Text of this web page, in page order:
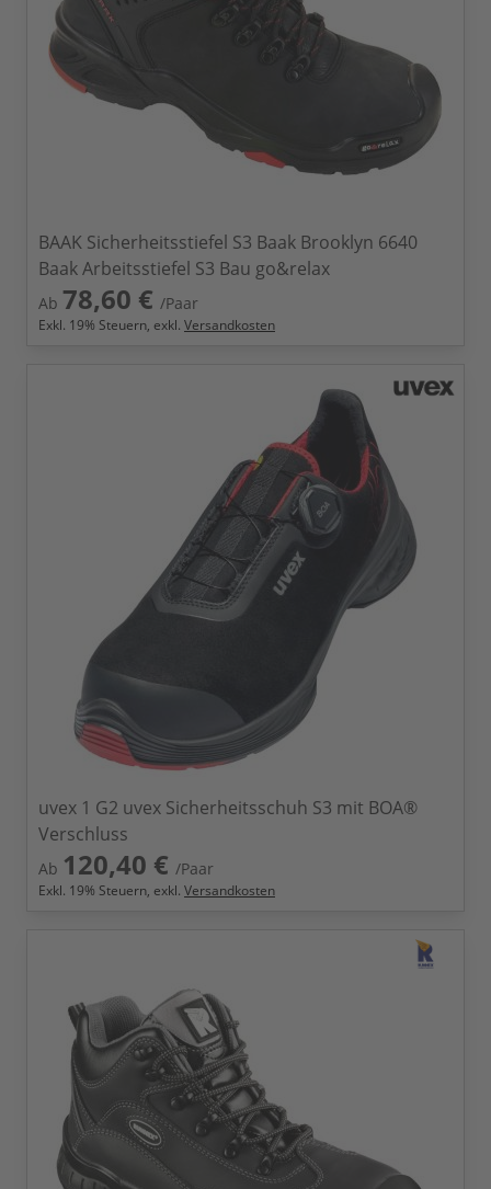
BAAK Sicherheitsstiefel S3 Baak Brooklyn 6640
Baak Arbeitsstiefel S3 Bau go&relax
Ab 78,60 € /Paar
Exkl. 19% Steuern, exkl. Versandkosten
uvex 1 G2 uvex Sicherheitsschuh S3 mit BOA®
Verschluss
Ab 120,40 € /Paar
Exkl. 19% Steuern, exkl. Versandkosten